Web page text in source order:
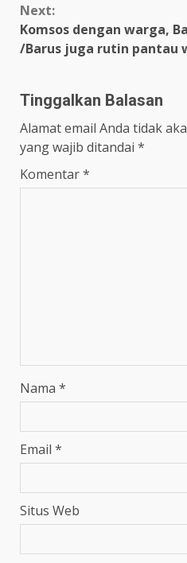
Next:
Komsos dengan warga,
/Barus juga rutin pantau
Tinggalkan Balasan
Alamat email Anda tidak
yang wajib ditandai *
Komentar*
Nama *
Email *
Situs Web